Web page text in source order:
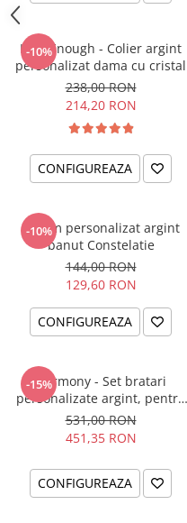
-10%
I am Enough - Colier argint
personalizat dama cu cristal
238,00 RON
214,20 RON
CONFIGUREAZA
-10%
Charm personalizat argint
banut Constelatie
144,00 RON
129,60 RON
CONFIGUREAZA
-15%
Harmony - Set bratari
personalizate argint, pentru
el si ea
531,00 RON
451,35 RON
CONFIGUREAZA